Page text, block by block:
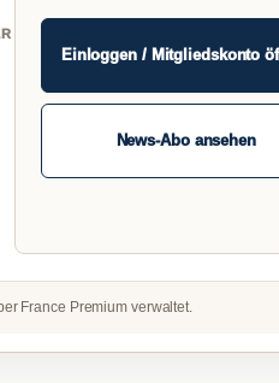
Einloggen / Mitgliedskonto
News-Abo ansehen
France Premium verwaltet.